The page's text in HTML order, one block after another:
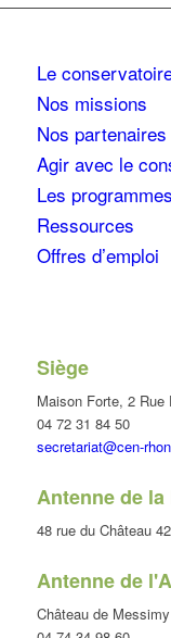
Le
Nos missions
Nos partenaires
Agir avec le
Les programmes
Ressources
Offres d’emploi
Siège
Maison Forte, 2 Rue
04 72 31 84 50
secretariat@cen-
Antenne de la
48 rue du Château
Antenne de
Château de